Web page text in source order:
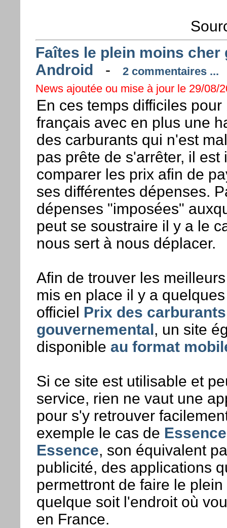
Faîtes le plein moins
Android -
2 commentaires ...
News ajoutée ou mise à jour le 29/08/
En ces temps difficiles
français avec en plus une
des carburants qui n'est
pas prête de s'arrêter, il est
comparer les prix afin de
ses différentes dépenses.
dépenses "imposées"
peut se soustraire il y a le
nous sert à nous déplacer.
Afin de trouver les
mis en place il y a
officiel Prix des
gouvernemental, un site
disponible au format
Si ce site est utilisable et
service, rien ne vaut une
pour s'y retrouver
exemple le cas de
Essence, son équivalent
publicité, des applications
permettront de faire le
quelque soit l'endroit où
en France.